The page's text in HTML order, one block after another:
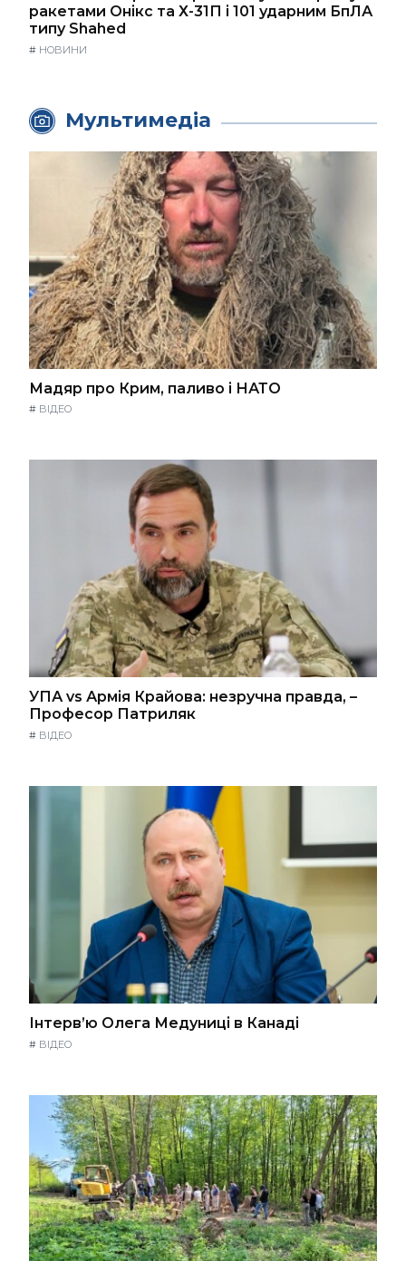
ракетами Онікс та Х-31П і 101 ударним БпЛА
типу Shahed
# НОВИНИ
Мультимедіа
Мадяр про Крим, паливо і НАТО
# ВІДЕО
УПА vs Армія Крайова: незручна правда, –
Професор Патриляк
# ВІДЕО
Інтерв’ю Олега Медуниці в Канаді
# ВІДЕО